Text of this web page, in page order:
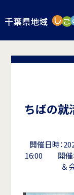
ちばの
開催日時：
16:00 開催場
＆